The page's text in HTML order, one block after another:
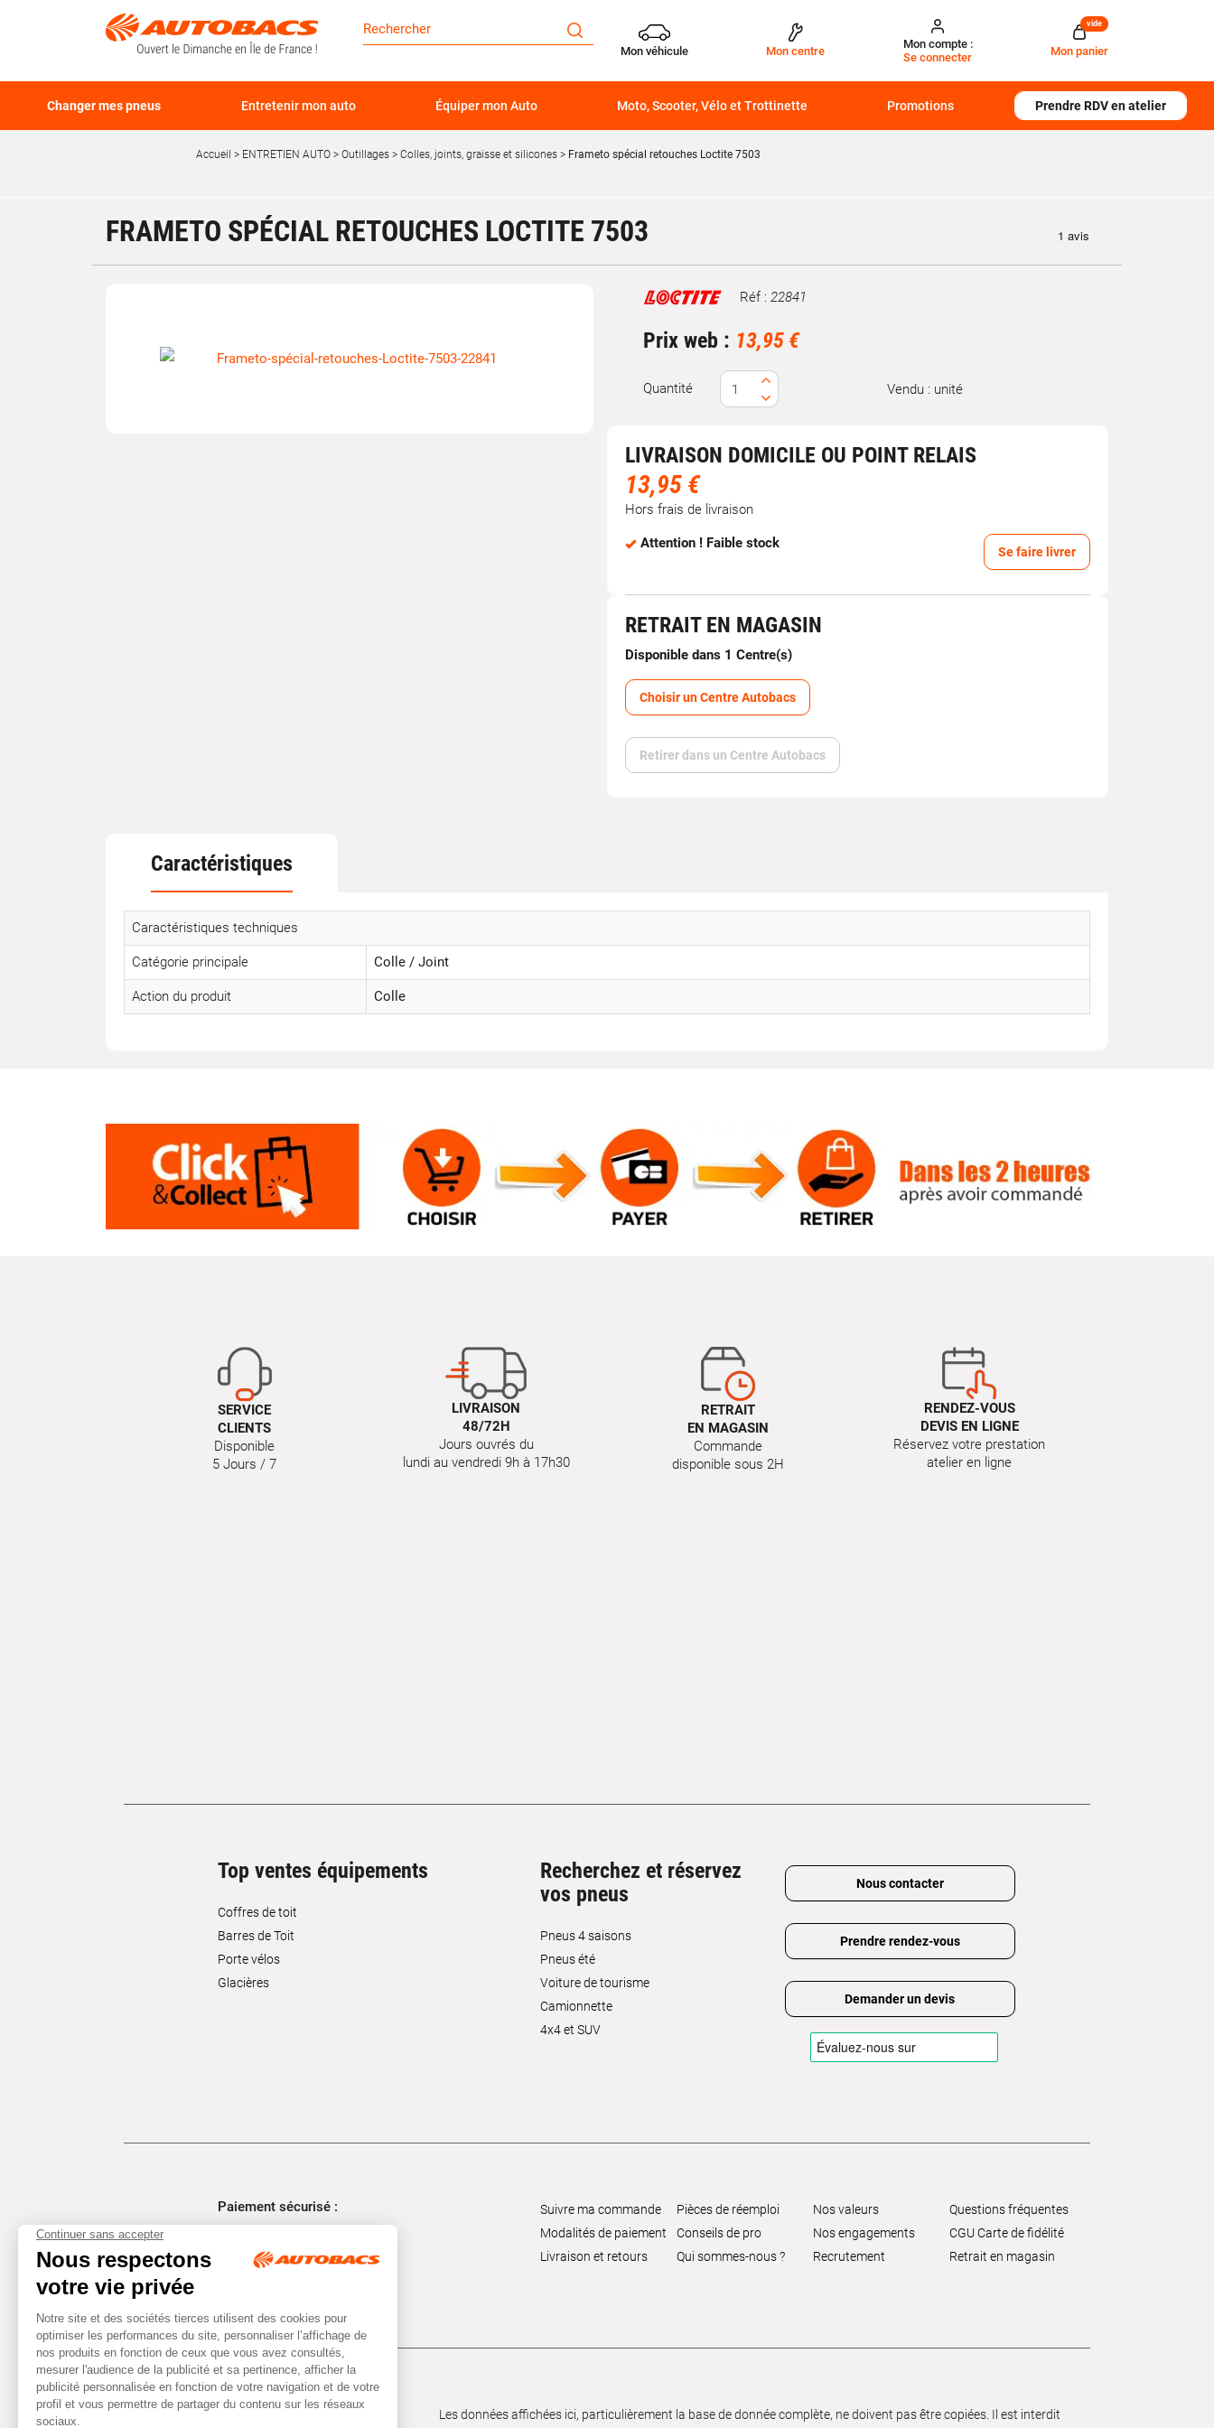
Mon véhicule Mon centre
Mon compte :
Se connecter
Mon panier
vide
Changer mes pneus Entretenir mon auto Équiper mon Auto Moto, Scooter, Vélo et Trottinette Promotions Prendre RDV en atelier
Accueil ENTRETIEN AUTO Outillages Colles, joints, graisse et silicones Frameto spécial retouches Loctite 7503
FRAMETO SPÉCIAL RETOUCHES LOCTITE 7503
Marque Réf : 22841
Prix web : 13,95 €
Quantité Vendu : unité
LIVRAISON DOMICILE OU POINT RELAIS
13,95 €
Hors frais de livraison
Attention ! Faible stock
Se faire livrer
RETRAIT EN MAGASIN
Disponible dans 1 Centre(s)
Choisir un Centre Autobacs
Retirer dans un Centre Autobacs
Caractéristiques
Caractéristiques techniques
Catégorie principale Colle / Joint
Action du produit Colle
SERVICE
CLIENTS
Disponible
5 Jours / 7
LIVRAISON
48/72H
Jours ouvrés du
lundi au vendredi 9h à 17h30
RETRAIT
EN MAGASIN
Commande
disponible sous 2H
RENDEZ-VOUS
DEVIS EN LIGNE
Réservez votre prestation
atelier en ligne
Top ventes équipements
Coffres de toit
Barres de Toit
Porte vélos
Glacières
Recherchez et réservez
vos pneus
Pneus 4 saisons
Pneus été
Voiture de tourisme
Camionnette
4x4 et SUV
Nous contacter
Prendre rendez-vous
Demander un devis
Paiement sécurisé :
Suivre ma commande
Modalités de paiement
Livraison et retours
Pièces de réemploi
Conseils de pro
Qui sommes-nous ?
Nos valeurs
Nos engagements
Recrutement
Questions fréquentes
CGU Carte de fidélité
Retrait en magasin
Les données affichées ici, particulièrement la base de donnée complète, ne doivent pas être copiées. Il est interdit